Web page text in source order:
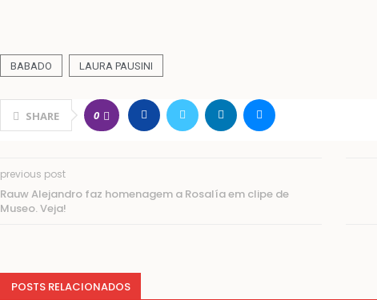
BABADO LAURA PAUSINI
SHARE 0
previous post
Rauw Alejandro faz homenagem a Rosalía em clipe de
Museo. Veja!
POSTS RELACIONADOS